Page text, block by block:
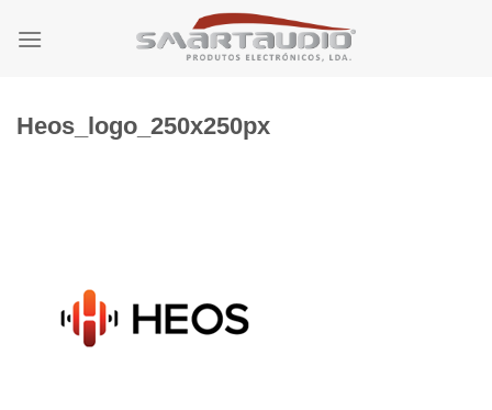
Heos_logo_250x250px